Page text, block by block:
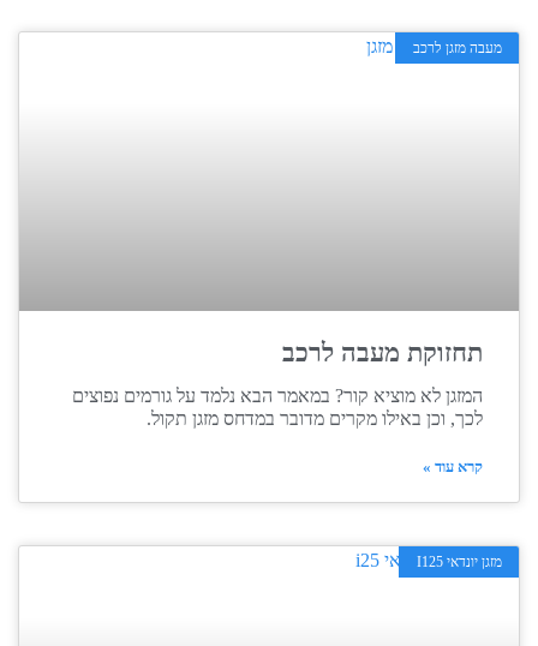
מעבה מזגן לרכב
תחזוקת מעבה לרכב
המזגן לא מוציא קור? במאמר הבא נלמד על גורמים נפוצים
לכך, וכן באילו מקרים מדובר במדחס מזגן תקול.
קרא עוד »
מזגן יונדאי I125